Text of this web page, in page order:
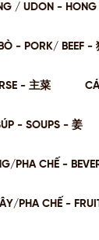
/ UDON -
- PORK/ BEEF -
- 主菜
- SOUPS - 姜
PHA CHẾ -
PHA CHẾ -